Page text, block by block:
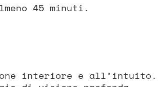
45 minuti.
interiore e